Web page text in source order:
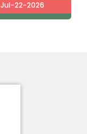
Jul-22-2026